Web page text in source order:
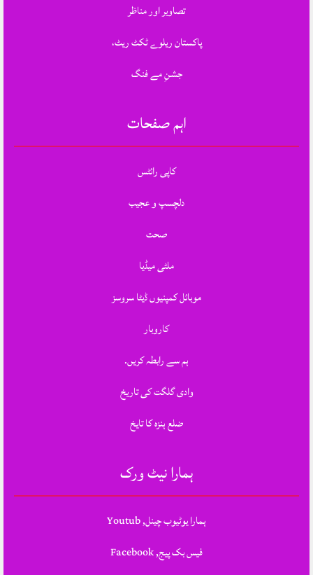
تصاویر اور مناظر
پاکستان ریلوے ٹکٹ ریٹ،
جشنِ مے فنگ
اہم صفحات
کاپی رائٹس
دلچسپ و عجیب
صحت
ملٹی میڈیا
موبائل کمپنیوں ڈیٹا سروسز
کاروبار
ہم سے رابطہ کریں.
وادی گلگت کی تاریخ
ضلع ہنزہ کا تایخ
ہمارا نیٹ ورک
ہمارا یوٹیوب چینل, Youtub
فیس بک پیج, Facebook